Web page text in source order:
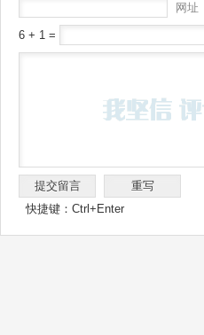
网址
6 + 1 =
快捷键：Ctrl+Enter